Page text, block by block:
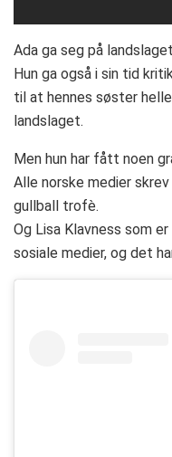
Ada ga seg på
Hun ga også i sin tid
til at hennes søster
landslaget.
Men hun har fått noen
Alle norske medier
gullball trofè.
Og Lisa Klavness som
sosiale medier, og det